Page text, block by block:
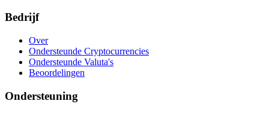
Bedrijf
Over
Ondersteunde Cryptocurrencies
Ondersteunde Valuta's
Beoordelingen
Ondersteuning